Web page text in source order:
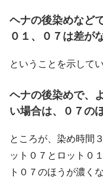
ヘナの後染めなど
０１、０７は差が
ということを示してい
ヘナの後染めで、
い場合は、０７の
ところが、染め時間
ット０７とロット０
ト０７のほうが濃く